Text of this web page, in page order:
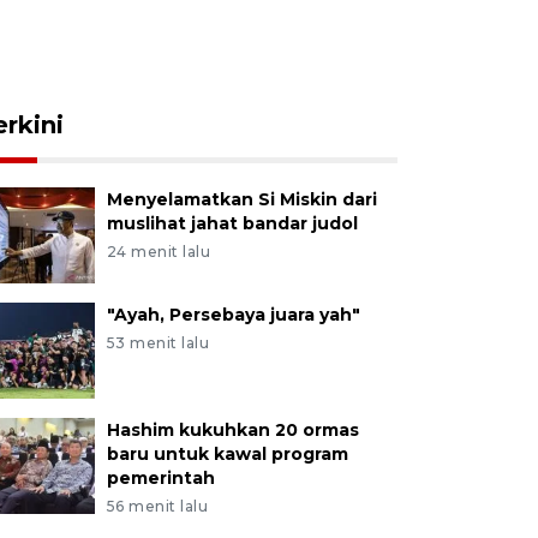
Menyelamatkan Si Miskin dari
muslihat jahat bandar judol
24 menit lalu
"Ayah, Persebaya juara yah"
53 menit lalu
Hashim kukuhkan 20 ormas
baru untuk kawal program
pemerintah
56 menit lalu